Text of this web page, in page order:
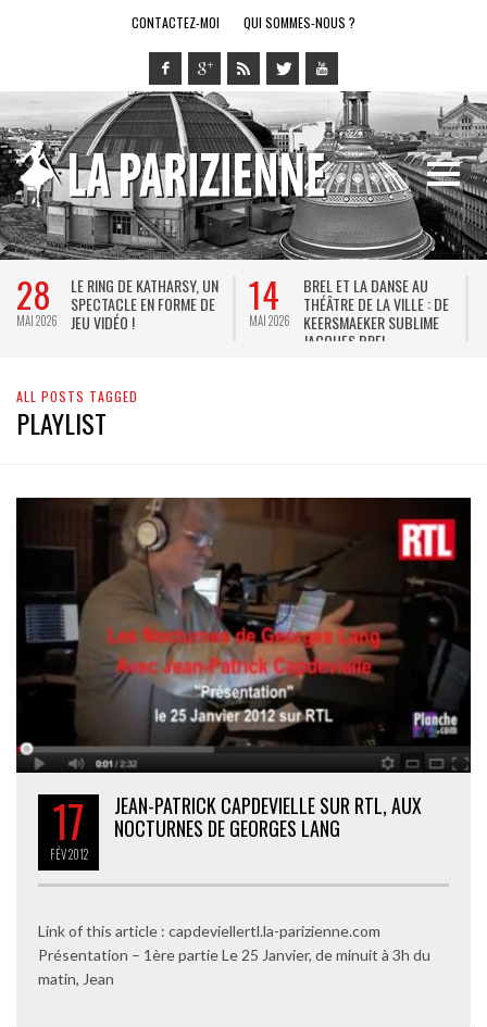
CONTACTEZ-MOI QUI SOMMES-NOUS ?
28
MAI 2026
LE RING DE KATHARSY, UN
SPECTACLE EN FORME DE
JEU VIDÉO !
14
MAI 2026
BREL ET LA DANSE AU
THÉÂTRE DE LA VILLE : DE
KEERSMAEKER SUBLIME
JACQUES BREL
ALL POSTS TAGGED
PLAYLIST
17
FÉV2012
JEAN-PATRICK CAPDEVIELLE SUR RTL, AUX
NOCTURNES DE GEORGES LANG
Link of this article : capdeviellertl.la-parizienne.com
Présentation – 1ère partie Le 25 Janvier, de minuit à 3h du
matin, Jean